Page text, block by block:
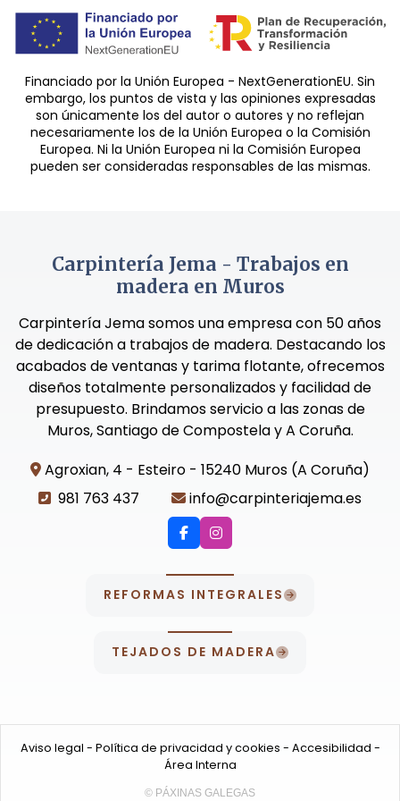
Financiado por la Unión Europea - NextGenerationEU. Sin
embargo, los puntos de vista y las opiniones expresadas
son únicamente los del autor o autores y no reflejan
necesariamente los de la Unión Europea o la Comisión
Europea. Ni la Unión Europea ni la Comisión Europea
pueden ser consideradas responsables de las mismas.
Carpintería Jema - Trabajos en
madera en Muros
Carpintería Jema somos una empresa con 50 años
de dedicación a trabajos de madera. Destacando los
acabados de ventanas y tarima flotante, ofrecemos
diseños totalmente personalizados y facilidad de
presupuesto. Brindamos servicio a las zonas de
Muros, Santiago de Compostela y A Coruña.
Agroxian, 4 - Esteiro - 15240 Muros (A Coruña)
981 763 437
info@carpinteriajema.es
REFORMAS INTEGRALES
TEJADOS DE MADERA
Aviso legal - Política de privacidad y cookies - Accesibilidad -
Área Interna
© PÁXINAS GALEGAS